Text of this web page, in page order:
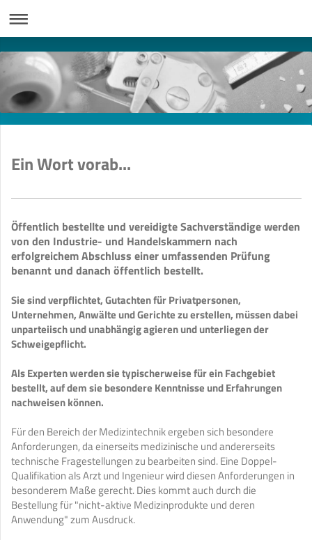
Ein Wort vorab...
Öffentlich bestellte und vereidigte Sachverständige werden
von den Industrie- und Handelskammern nach
erfolgreichem Abschluss einer umfassenden Prüfung
benannt und danach öffentlich bestellt.
Sie sind verpflichtet, Gutachten für Privatpersonen,
Unternehmen, Anwälte und Gerichte zu erstellen, müssen dabei
unparteiisch und unabhängig agieren und unterliegen der
Schweigepflicht.
Als Experten werden sie typischerweise für ein Fachgebiet
bestellt, auf dem sie besondere Kenntnisse und Erfahrungen
nachweisen können.
Für den Bereich der Medizintechnik ergeben sich besondere
Anforderungen, da einerseits medizinische und andererseits
technische Fragestellungen zu bearbeiten sind. Eine Doppel-
Qualifikation als Arzt und Ingenieur wird diesen Anforderungen in
besonderem Maße gerecht. Dies kommt auch durch die
Bestellung für "nicht-aktive Medizinprodukte und deren
Anwendung" zum Ausdruck.